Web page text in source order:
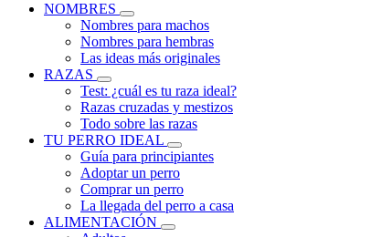
NOMBRES
Nombres para machos
Nombres para hembras
Las ideas más originales
RAZAS
Test: ¿cuál es tu raza ideal?
Razas cruzadas y mestizos
Todo sobre las razas
TU PERRO IDEAL
Guía para principiantes
Adoptar un perro
Comprar un perro
La llegada del perro a casa
ALIMENTACIÓN